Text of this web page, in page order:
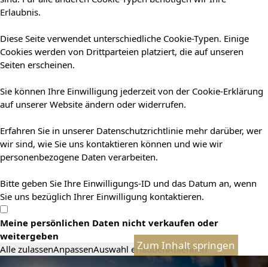
Erlaubnis.
Diese Seite verwendet unterschiedliche Cookie-Typen. Einige
Cookies werden von Drittparteien platziert, die auf unseren
Seiten erscheinen.
Sie können Ihre Einwilligung jederzeit von der Cookie-Erklärung
auf unserer Website ändern oder widerrufen.
Erfahren Sie in unserer Datenschutzrichtlinie mehr darüber, wer
wir sind, wie Sie uns kontaktieren können und wie wir
personenbezogene Daten verarbeiten.
Bitte geben Sie Ihre Einwilligungs-ID und das Datum an, wenn
Sie uns bezüglich Ihrer Einwilligung kontaktieren.
Meine persönlichen Daten nicht verkaufen oder
weitergeben
Alle zulassenAnpassenAuswahl erlaubenAblehnen
Zum Inhalt springen